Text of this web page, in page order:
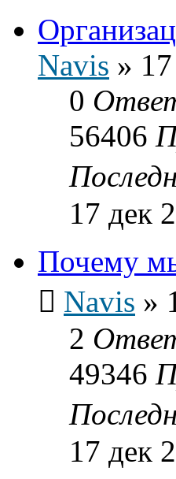
Navis »
0
56406
17 дек
Почему
Navis »
2
49346
17 дек